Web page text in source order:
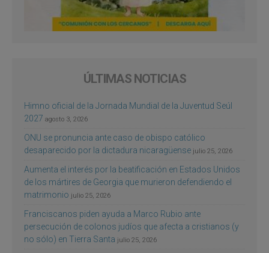
ÚLTIMAS NOTICIAS
Himno oficial de la Jornada Mundial de la Juventud Seúl
2027 agosto 3, 2026
ONU se pronuncia ante caso de obispo católico
desaparecido por la dictadura nicaragüense julio 25, 2026
Aumenta el interés por la beatificación en Estados Unidos
de los mártires de Georgia que murieron defendiendo el
matrimonio julio 25, 2026
Franciscanos piden ayuda a Marco Rubio ante
persecución de colonos judíos que afecta a cristianos (y
no sólo) en Tierra Santa julio 25, 2026